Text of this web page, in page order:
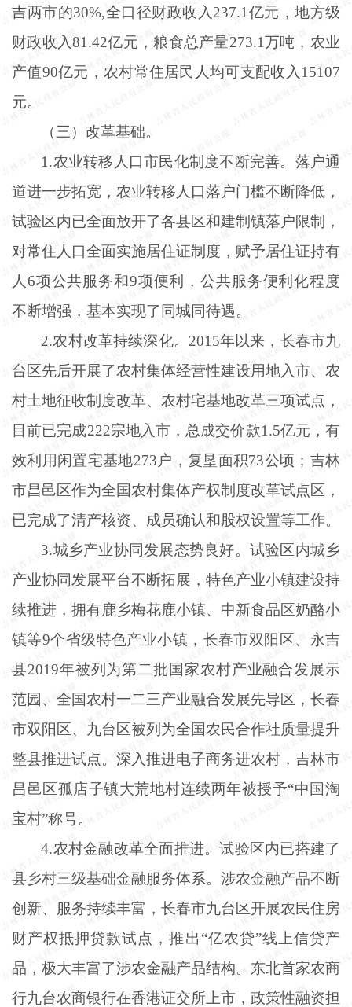
吉两市的30%,全口径财政收入237.1亿元，地方级
财政收入81.42亿元，粮食总产量273.1万吨，农业
产值90亿元，农村常住居民人均可支配收入15107
元。
（三）改革基础。
1.农业转移人口市民化制度不断完善。落户通
道进一步拓宽，农业转移人口落户门槛不断降低，
试验区内已全面放开了各县区和建制镇落户限制，
对常住人口全面实施居住证制度，赋予居住证持有
人6项公共服务和9项便利，公共服务便利化程度
不断增强，基本实现了同城同待遇。
2.农村改革持续深化。2015年以来，长春市九
台区先后开展了农村集体经营性建设用地入市、农
村土地征收制度改革、农村宅基地改革三项试点，
目前已完成222宗地入市，总成交价款1.5亿元，有
效利用闲置宅基地273户，复垦面积73公顷；吉林
市昌邑区作为全国农村集体产权制度改革试点区，
已完成了清产核资、成员确认和股权设置等工作。
3.城乡产业协同发展态势良好。试验区内城乡
产业协同发展平台不断拓展，特色产业小镇建设持
续推进，拥有鹿乡梅花鹿小镇、中新食品区奶酪小
镇等9个省级特色产业小镇，长春市双阳区、永吉
县2019年被列为第二批国家农村产业融合发展示
范园、全国农村一二三产业融合发展先导区，长春
市双阳区、九台区被列为全国农民合作社质量提升
整县推进试点。深入推进电子商务进农村，吉林市
昌邑区孤店子镇大荒地村连续两年被授予“中国淘
宝村”称号。
4.农村金融改革全面推进。试验区内已搭建了
县乡村三级基础金融服务体系。涉农金融产品不断
创新、服务持续丰富，长春市九台区开展农民住房
财产权抵押贷款试点，推出“亿农贷”线上信贷产
品，极大丰富了涉农金融产品结构。东北首家农商
行九台农商银行在香港证交所上市，政策性融资担